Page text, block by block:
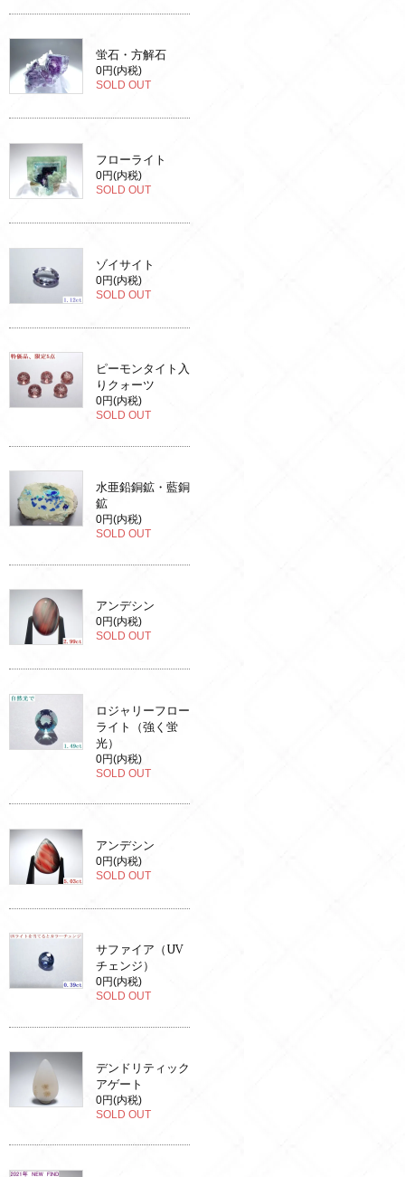
蛍石・方解石
0円(内税)
SOLD OUT
フローライト
0円(内税)
SOLD OUT
ゾイサイト
0円(内税)
SOLD OUT
ピーモンタイト入
りクォーツ
0円(内税)
SOLD OUT
水亜鉛銅鉱・藍銅
鉱
0円(内税)
SOLD OUT
アンデシン
0円(内税)
SOLD OUT
ロジャリーフロー
ライト（強く蛍
光）
0円(内税)
SOLD OUT
アンデシン
0円(内税)
SOLD OUT
サファイア（UV
チェンジ）
0円(内税)
SOLD OUT
デンドリティック
アゲート
0円(内税)
SOLD OUT